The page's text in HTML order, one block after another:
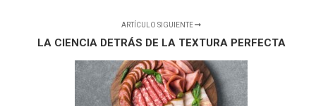
ARTÍCULO SIGUIENTE
LA CIENCIA DETRÁS DE LA TEXTURA PERFECTA